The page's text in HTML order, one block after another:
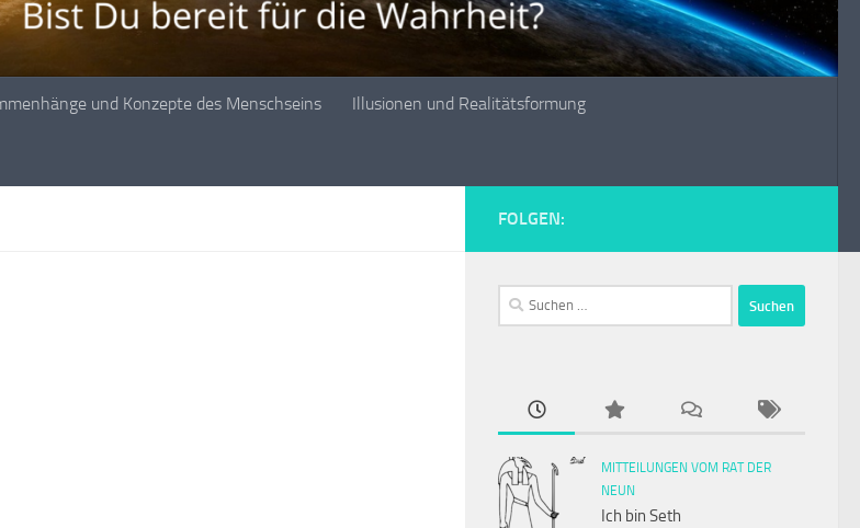
und Konzepte des Menschseins Illusionen und Realitätsformung
FOLGEN:
Suchen
nach:
MITTEILUNGEN VOM RAT DER
NEUN
Ich bin Seth